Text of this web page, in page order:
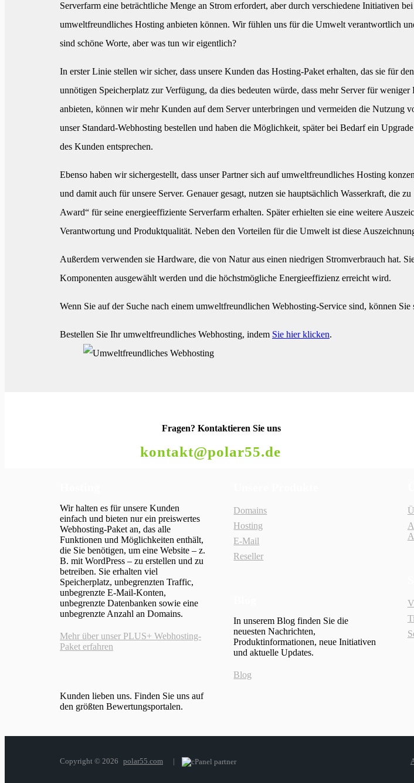
Serverfarm eine beträchtliche Menge an Strom erfordert, aber durch verschiedene Initiativen
umweltfreundliches Hosting anbieten können. Wir fühlen uns für die Umwelt verantwortlich
sind schöne Worte, aber was tun wir eigentlich?
In erster Linie stellen wir sicher, dass unsere Kunden das Hosting-Paket erhalten, das sie für
unnötigen Speicherplatz zur Verfügung, da dies bedeuten würde, dass mehr Server für
anbieten, können wir mehr Kunden auf dem Server unterbringen und vermeiden die Nutzung
unser Standard-Webhosting bestellen und haben die Möglichkeit, später bei Bedarf ein
des Kunden entsprechen.
Ebenso haben wir sichergestellt, dass unser Partner sich auf umweltfreundliches Hosting
und damit auch für unsere Server. Genauer gesagt, nutzen sie hauptsächlich Wasserkraft, die
Award“ für seine energieeffiziente Serverfarm erhalten. Später erhielten sie eine weitere
Verantwortung und Produktqualität. Neben den Vorteilen für die Umwelt ist diese
Außerdem verwenden sie Hardware, die von Natur aus einen niedrigen Stromverbrauch hat.
Komponenten ausgewählt werden und die höchstmögliche Energieeffizienz erreicht wird.
Wenn Sie auf der Suche nach einem umweltfreundlichen Webhosting-Service sind, können
Bestellen Sie Ihr umweltfreundliches Webhosting, indem Sie hier klicken.
Fragen? Kontaktieren Sie uns
kontakt@polar55.de
Wir halten es für unsere Kunden
einfach und bieten nur ein preiswertes
Webhosting-Paket an, das alle
Funktionen und Möglichkeiten enthält,
die Sie benötigen, um eine Website – z.
B. mit WordPress – zu erstellen und zu
betreiben. Sie erhalten viel
Speicherplatz, unbegrenzten Traffic,
unbegrenzte E-Mail-Konten,
unbegrenzte Datenbanken sowie eine
unbegrenzte Anzahl an Domains.
Mehr über unser PLUS+ Webhosting-
Paket erfahren
Kunden lieben uns. Finden Sie uns auf
den größten Bewertungsportalen.
Domains
Hosting
E-Mail
Reseller
In unserem Blog finden Sie die
neuesten Nachrichten,
Produktinformationen, neue Initiativen
und aktuelle Updates.
Blog
Copyright © 2026 polar55.com |